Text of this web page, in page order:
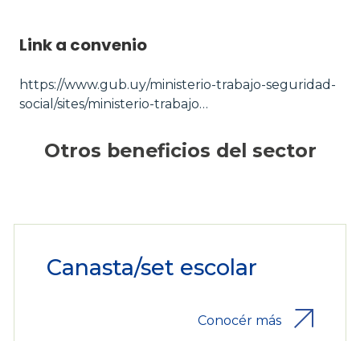
Link a convenio
https://www.gub.uy/ministerio-trabajo-seguridad-
social/sites/ministerio-trabajo…
Otros beneficios del sector
Canasta/set escolar
Conocér más